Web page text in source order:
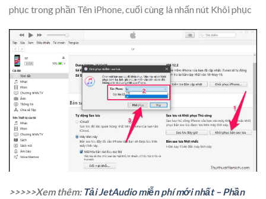
phục trong phần Tên iPhone, cuối cùng là nhấn nút Khôi phục
>>>>>Xem thêm: Tải JetAudio miễn phí mới nhất – Phần